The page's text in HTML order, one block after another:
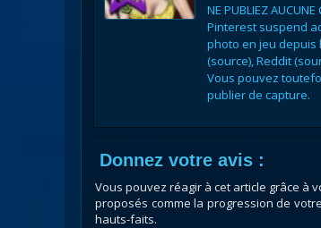
NE PUBLIEZ AUCUNE
Pinterest suspend
photo en jeu depuis
(source), Reddit
Vous pouvez
publier de capture.
Donnez votre avis :
Vous pouvez réagir à cet article grâce à
proposés comme la progression de
hauts-faits.